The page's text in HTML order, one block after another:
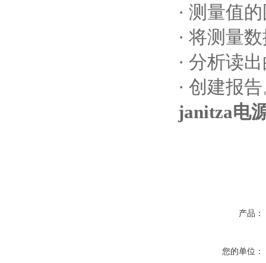
· 测量值
· 将测量
· 分析读
· 创建报
janitza电
产品：
您的单位：